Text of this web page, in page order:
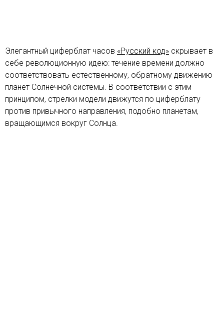
Элегантный циферблат часов «Русский код» скрывает в
себе революционную идею: течение времени должно
соответствовать естественному, обратному движению
планет Солнечной системы. В соответствии с этим
принципом, стрелки модели движутся по циферблату
против привычного направления, подобно планетам,
вращающимся вокруг Солнца.